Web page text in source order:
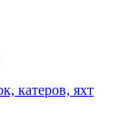
катеров, яхт